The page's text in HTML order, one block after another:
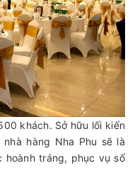
khách. Sở hữu lối kiến
hàng Nha Phu sẽ là
tráng, phục vụ số